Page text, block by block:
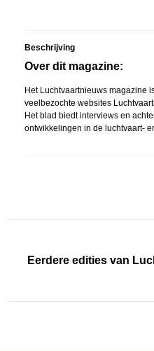
Beschrijving
Over dit magazine:
Het Luchtvaartnieuws magazine
veelbezochte websites
Het blad biedt interviews en
ontwikkelingen in de luchtvaart-
Eerdere edities van